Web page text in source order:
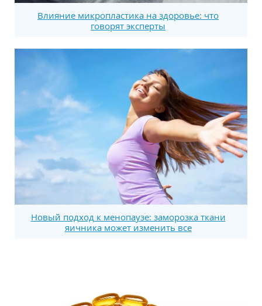
Влияние микропластика на здоровье: что
говорят эксперты
Новый подход к менопаузе: заморозка ткани
яичника может изменить все